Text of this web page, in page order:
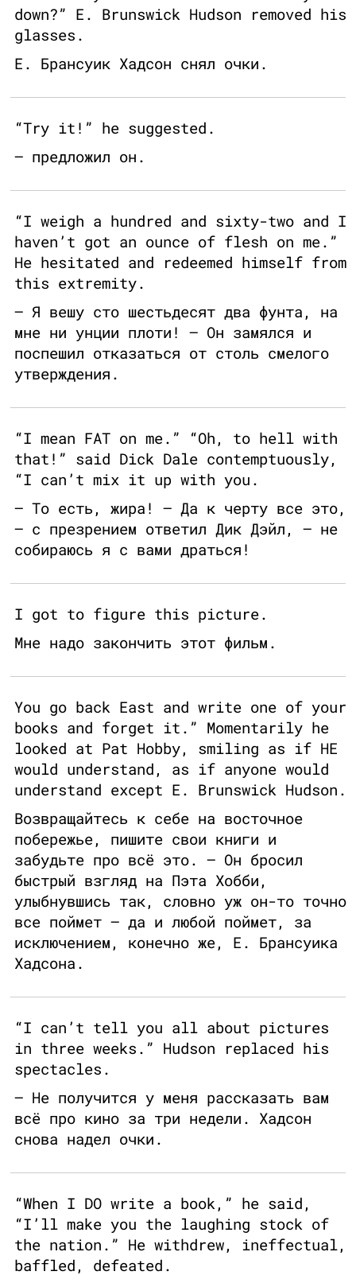
down?” E. Brunswick Hudson removed his
glasses.
E. Брансуик Хадсон снял очки.
“Try it!” he suggested.
— предложил он.
“I weigh a hundred and sixty-two and I
haven’t got an ounce of flesh on me.”
He hesitated and redeemed himself from
this extremity.
— Я вешу сто шестьдесят два фунта, на
мне ни унции плоти! — Он замялся и
поспешил отказаться от столь смелого
утверждения.
“I mean FAT on me.” “Oh, to hell with
that!” said Dick Dale contemptuously,
“I can’t mix it up with you.
— То есть, жира! — Да к черту все это,
— с презрением ответил Дик Дэйл, — не
собираюсь я с вами драться!
I got to figure this picture.
Мне надо закончить этот фильм.
You go back East and write one of your
books and forget it.” Momentarily he
looked at Pat Hobby, smiling as if HE
would understand, as if anyone would
understand except E. Brunswick Hudson.
Возвращайтесь к себе на восточное
побережье, пишите свои книги и
забудьте про всё это. — Он бросил
быстрый взгляд на Пэта Хобби,
улыбнувшись так, словно уж он-то точно
все поймет — да и любой поймет, за
исключением, конечно же, E. Брансуика
Хадсона.
“I can’t tell you all about pictures
in three weeks.” Hudson replaced his
spectacles.
— Не получится у меня рассказать вам
всё про кино за три недели. Хадсон
снова надел очки.
“When I DO write a book,” he said,
“I’ll make you the laughing stock of
the nation.” He withdrew, ineffectual,
baffled, defeated.